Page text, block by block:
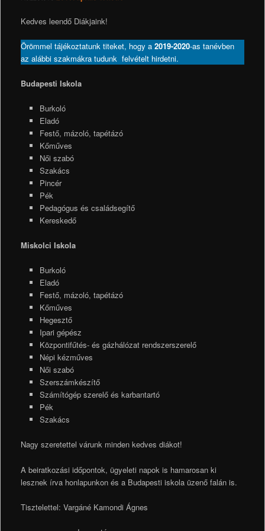
Kedves leendő Diákjaink!
Örömmel tájékoztatunk titeket, hogy a 2019-2020-as tanévben
az alábbi szakmákra tudunk felvételt hirdetni.
Budapesti Iskola
Burkoló
Eladó
Festő, mázoló, tapétázó
Kőműves
Női szabó
Szakács
Pincér
Pék
Pedagógus és családsegítő
Kereskedő
Miskolci Iskola
Burkoló
Eladó
Festő, mázoló, tapétázó
Kőműves
Hegesztő
Ipari gépész
Központifűtés- és gázhálózat rendszerszerelő
Népi kézműves
Női szabó
Szerszámkészítő
Számítógép szerelő és karbantartó
Pék
Szakács
Nagy szeretettel várunk minden kedves diákot!
A beiratkozási időpontok, ügyeleti napok is hamarosan ki
lesznek írva honlapunkon és a Budapesti iskola üzenő falán is.
Tisztelettel: Vargáné Kamondi Ágnes